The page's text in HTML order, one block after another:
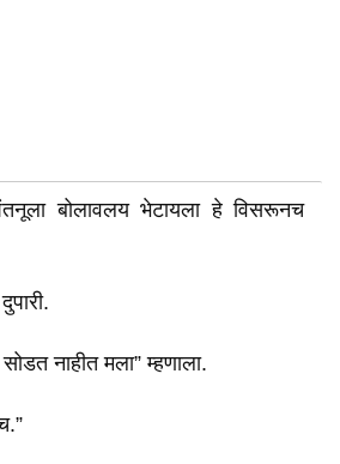
बोलावलय भेटायला हे विसरूनच
नाहीत मला” म्हणाला.